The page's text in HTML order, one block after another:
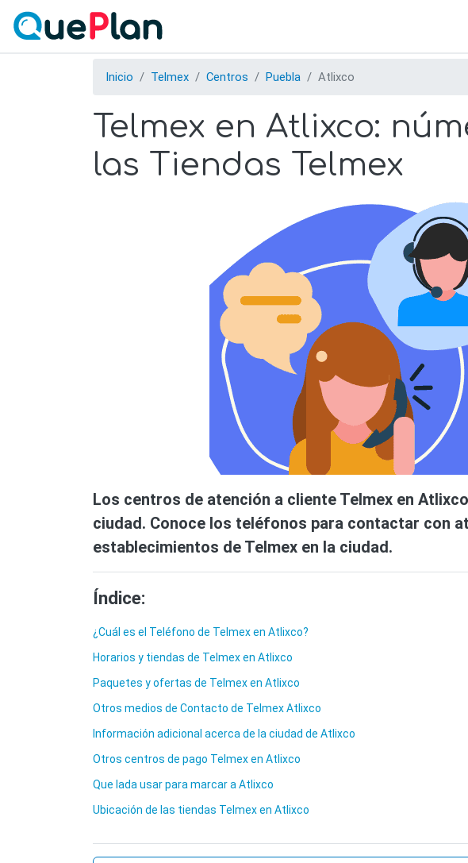
Inicio Telmex Centros Puebla Atlixco
Telmex en Atlixco:
las Tiendas Telmex
Los centros de atención a cliente Telmex en
ciudad. Conoce los teléfonos para contactar con
establecimientos de Telmex en la ciudad.
Índice:
¿Cuál es el Teléfono de Telmex en Atlixco?
Horarios y tiendas de Telmex en Atlixco
Paquetes y ofertas de Telmex en Atlixco
Otros medios de Contacto de Telmex Atlixco
Información adicional acerca de la ciudad de Atlixco
Otros centros de pago Telmex en Atlixco
Que lada usar para marcar a Atlixco
Ubicación de las tiendas Telmex en Atlixco